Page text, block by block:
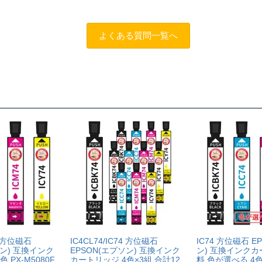
きサポートを受けていただくこと
た」等お客様都合ではないこと
スタッフにご相談のうえでもトラブルが解決せず、プリンタ
くこと。
わかる書類（修理の明細書など）をご提示いただくこと。
よるものではないこと。
よくある質問一覧へ
位磁石
) 互換インク
PX-M5080F
IC4CL74/IC74 方位磁石
EPSON(エプソン) 互換インク
カートリッジ 4色×3組 合計12
IC74 方位磁石
ン) 互換インク
料 色が選べる 4